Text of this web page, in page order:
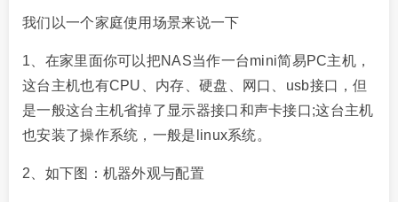
我们以一个家庭使用场景来说一下
1、在家里面你可以把NAS当作一台mini简易PC主机，
这台主机也有CPU、内存、硬盘、网口、usb接口，但
是一般这台主机省掉了显示器接口和声卡接口;这台主机
也安装了操作系统，一般是linux系统。
2、如下图：机器外观与配置